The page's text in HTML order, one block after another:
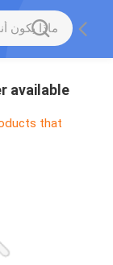
available.
that